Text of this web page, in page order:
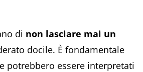
di non lasciare mai un
docile. È fondamentale
potrebbero essere interpretati